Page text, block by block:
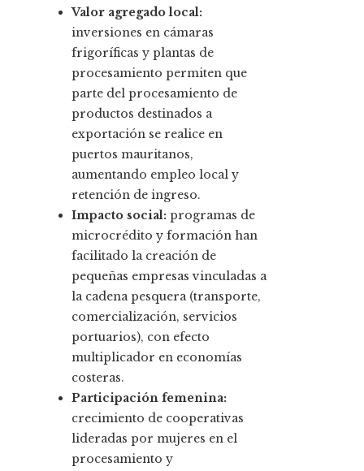
Valor agregado local:
inversiones en cámaras
frigoríficas y plantas de
procesamiento permiten que
parte del procesamiento de
productos destinados a
exportación se realice en
puertos mauritanos,
aumentando empleo local y
retención de ingreso.
Impacto social: programas de
microcrédito y formación han
facilitado la creación de
pequeñas empresas vinculadas a
la cadena pesquera (transporte,
comercialización, servicios
portuarios), con efecto
multiplicador en economías
costeras.
Participación femenina:
crecimiento de cooperativas
lideradas por mujeres en el
procesamiento y